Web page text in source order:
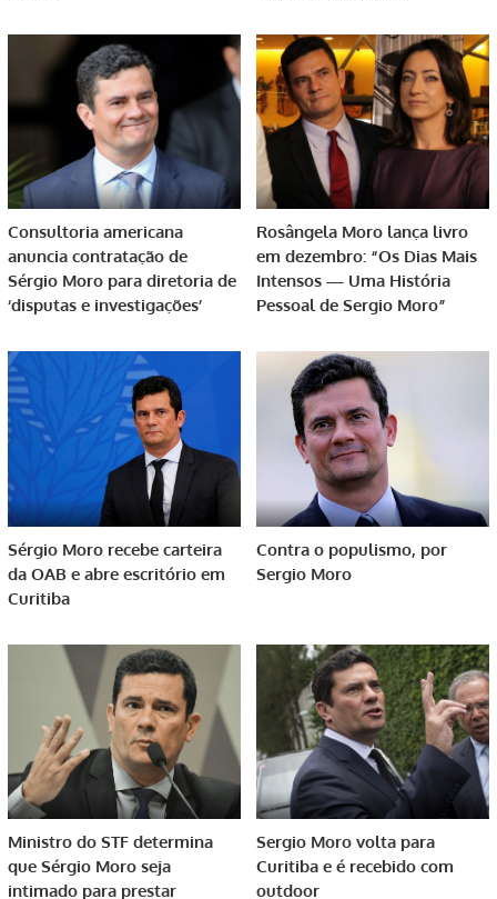
Consultoria americana
anuncia contratação de
Sérgio Moro para diretoria de
‘disputas e investigações’
Rosângela Moro lança livro
em dezembro: “Os Dias Mais
Intensos — Uma História
Pessoal de Sergio Moro”
Sérgio Moro recebe carteira
da OAB e abre escritório em
Curitiba
Contra o populismo, por
Sergio Moro
Ministro do STF determina
que Sérgio Moro seja
intimado para prestar
Sergio Moro volta para
Curitiba e é recebido com
outdoor